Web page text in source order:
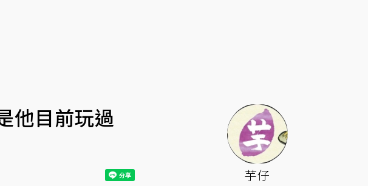
他目前玩過
芋仔